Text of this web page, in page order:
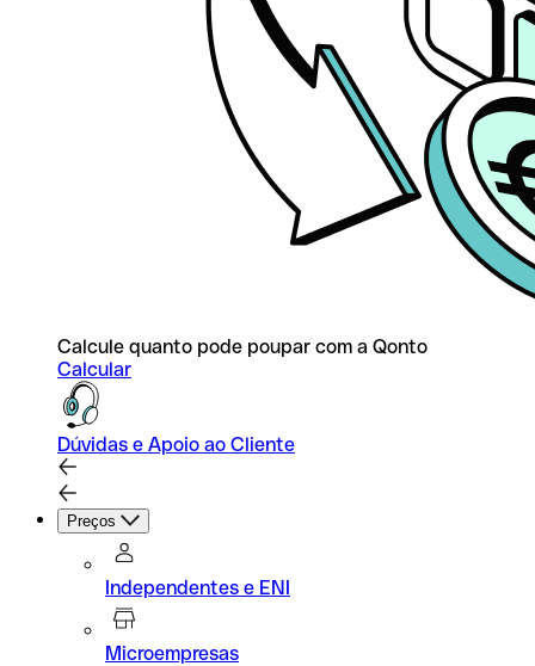
Calcule quanto pode poupar com a Qonto
Calcular
Dúvidas e Apoio ao Cliente
Preços
Independentes e ENI
Microempresas